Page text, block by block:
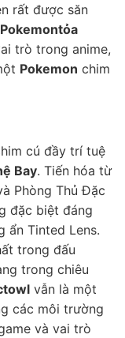
rất được săn
Pokemontỏa
trò trong anime,
Pokemon chim
cú đầy trí tuệ
Bay. Tiến hóa từ
Phòng Thủ Đặc
đặc biệt đáng
ẩn Tinted Lens.
trong đấu
trong chiêu
vẫn là một
các môi trường
và vai trò